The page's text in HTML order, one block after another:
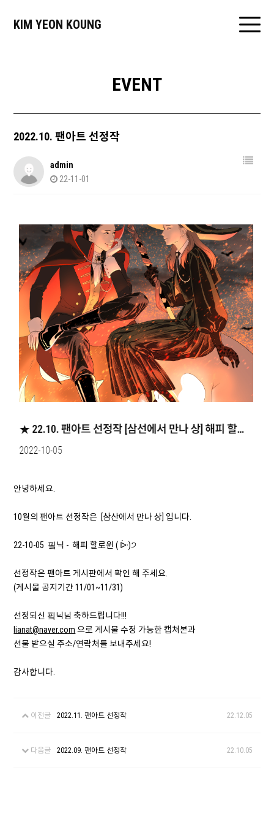
KIM YEON KOUNG
EVENT
2022.10. 팬아트 선정작
admin
22-11-01
안녕하세요.
10월의 팬아트 선정작은 [삼산에서 만나 상] 입니다.
22-10-05 핔닉 - 해피 할로윈 ( ᐕ)੭
선정작은 팬아트 게시판에서 확인 해 주세요.
(게시물 공지기간 11/01~11/31)
선정되신 핔닉님 축하드립니다!!!
lianat@naver.com 으로 게시물 수정 가능한 캡쳐본과
선물 받으실 주소/연락처를 보내주세요!
감사합니다.
이전글 2022.11. 팬아트 선정작 22.12.05
다음글 2022.09. 팬아트 선정작 22.10.05